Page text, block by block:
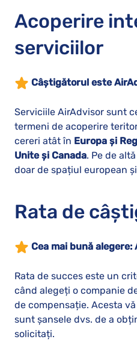
Acoperire
serviciilor
Câștigătorul este
Serviciile AirAdvisor sunt
termeni de acoperire
cereri atât în Europa și
Unite și Canada. Pe de
doar de spațiul european
Rata de
Cea mai bună alegere:
Rata de succes este un
când alegeți o companie
de compensație. Acesta
sunt șansele dvs. de a
solicitați.